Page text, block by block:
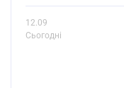
12.09
Сьогодні